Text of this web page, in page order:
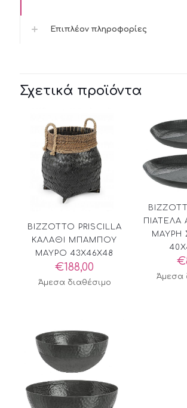
Επιπλέον πληροφορίες
Σχετικά προϊόντα
BIZZOTTO PRISCILLA
ΚΑΛΑΘΙ ΜΠΑΜΠΟΥ
ΜΑΥΡΟ 43X46X48
€188,00
Άμεσα διαθέσιμο
ΠΙΑΤΕΛΑ
ΜΑΥΡΗ
€
Άμεσα